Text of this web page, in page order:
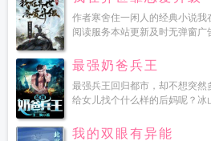
作者寒舍住一闲人的经典小说
阅读服务本站更新及时无弹窗广
最强奶爸兵王
最强兵王回归都市，却不想突然
给女儿找个什么样的后妈呢？
我的双眼有异能